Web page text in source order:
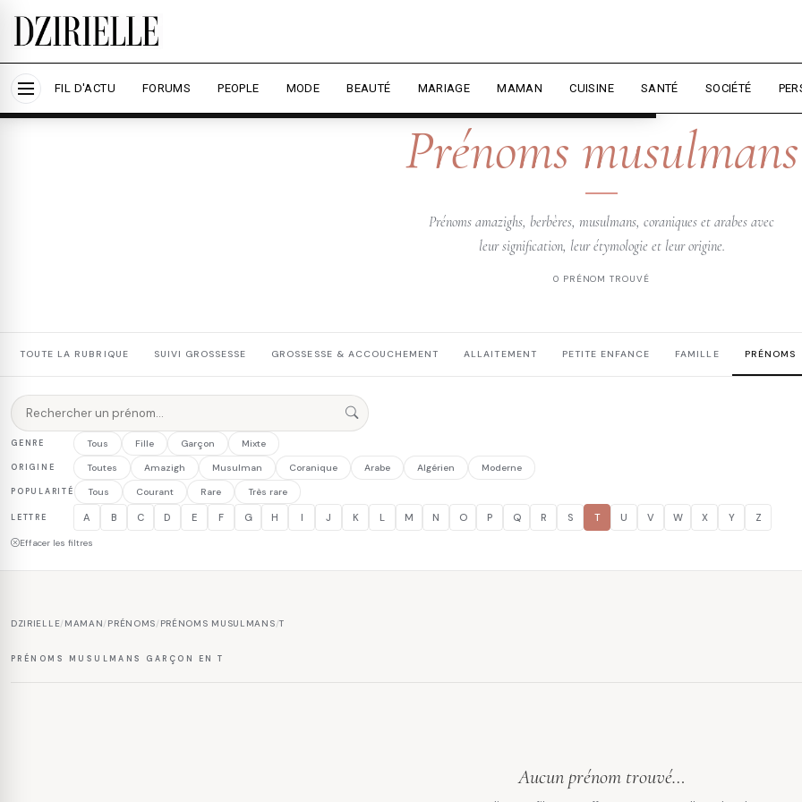
Nous utilisons des cookies pour améliorer votre expérience et mesurer l'audience.
Accepter tout Personnaliser
FIL D'ACTU FORUMS PEOPLE MODE BEAUTÉ MARIAGE MAMAN CUISINE SANTÉ SOCIÉTÉ
Prénoms musulmans
Prénoms amazighs, berbères, musulmans, coraniques et arabes avec
leur signification, leur étymologie et leur origine.
0 PRÉNOM TROUVÉ
TOUTE LA RUBRIQUE SUIVI GROSSESSE GROSSESSE & ACCOUCHEMENT ALLAITEMENT PETITE ENFANCE FAMILLE PRÉNOMS
GENRE Tous Fille Garçon Mixte
ORIGINE Toutes Amazigh Musulman Coranique Arabe Algérien Moderne
POPULARITÉ Tous Courant Rare Très rare
LETTRE A B C D E F G H I J K L M N O P Q R S T U V W X Y Z
Effacer les filtres
DZIRIELLE/ MAMAN/ PRÉNOMS/ PRÉNOMS MUSULMANS/T
PRÉNOMS MUSULMANS GARÇON EN T
Aucun prénom trouvé…